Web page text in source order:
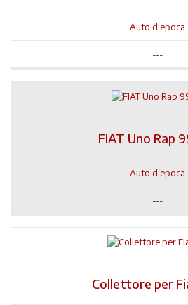
Auto d'epoca
---
FIAT Uno Rap
Auto d'epoca
---
Collettore per